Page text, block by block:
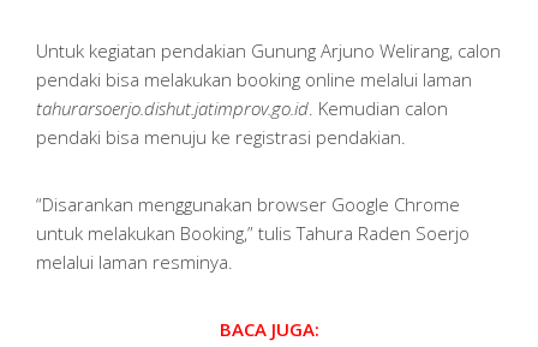
Untuk kegiatan pendakian Gunung Arjuno Welirang, calon
pendaki bisa melakukan booking online melalui laman
tahurarsoerjo.dishut.jatimprov.go.id. Kemudian calon
pendaki bisa menuju ke registrasi pendakian.
“Disarankan menggunakan browser Google Chrome
untuk melakukan Booking,” tulis Tahura Raden Soerjo
melalui laman resminya.
BACA JUGA: